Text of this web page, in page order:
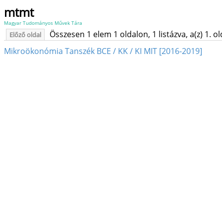
mtmt
Magyar Tudományos Művek Tára
Előző oldal
Összesen 1 elem 1 oldalon, 1 listázva, a(z) 1.
Mikroökonómia Tanszék BCE / KK / KI MIT [2016-2019]